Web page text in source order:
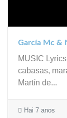
García Mc &
MUSIC
cabasas,
Martín de...
Hai 7 anos